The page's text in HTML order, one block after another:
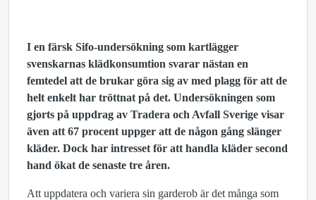
I en färsk Sifo-undersökning som kartlägger
svenskarnas klädkonsumtion svarar nästan en
femtedel att de brukar göra sig av med plagg för att de
helt enkelt har tröttnat på det. Undersökningen som
gjorts på uppdrag av Tradera och Avfall Sverige visar
även att 67 procent uppger att de någon gång slänger
kläder. Dock har intresset för att handla kläder second
hand ökat de senaste tre åren.
Att uppdatera och variera sin garderob är det många som